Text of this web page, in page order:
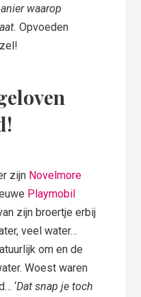
waarop
Opvoeden
zijn Novelmore
Playmobil
zijn broertje erbij
veel water…
om en de
Woest waren
‘Dat snap je toch